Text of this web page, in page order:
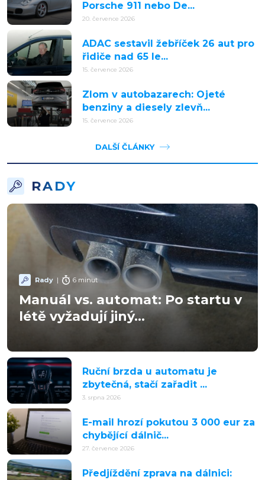
Porsche 911 nebo De...
20. července 2026
ADAC sestavil žebříček 26 aut pro
řidiče nad 65 le...
15. července 2026
Zlom v autobazarech: Ojeté
benziny a diesely zlevň...
15. července 2026
DALŠÍ ČLÁNKY
RADY
Rady | 6 minut
Manuál vs. automat: Po startu v
létě vyžadují jiný...
Ruční brzda u automatu je
zbytečná, stačí zařadit ...
3. srpna 2026
E-mail hrozí pokutou 3 000 eur za
chybějící dálnič...
27. července 2026
Předjíždění zprava na dálnici: